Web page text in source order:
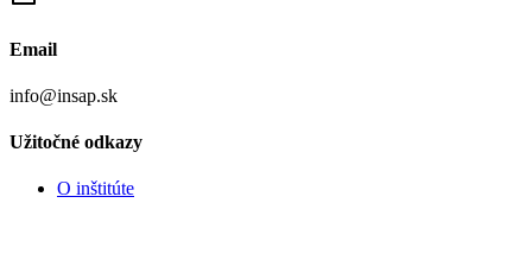
Email
info@insap.sk
Užitočné odkazy
O inštitúte